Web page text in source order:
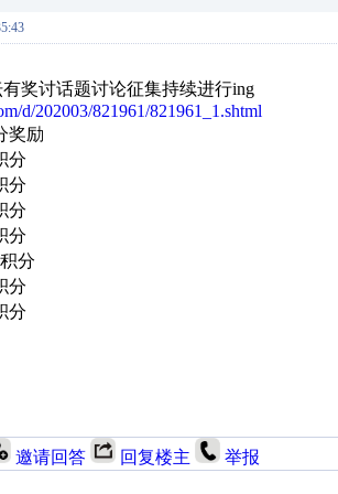
奖讨话题讨论征集持续进行ing
d/202003/821961/821961_1.shtml
奖励
分
分
分
分
分
分
分
邀请回答 回复楼主 举报